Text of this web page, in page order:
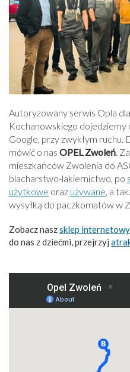
Autoryzowany serwis Opla
Kochanowskiego dojedziemy
Google, przy zwykłym ruchu.
mówić o nas OPEL Zwoleń.
mieszkańców Zwolenia do
blacharstwo-lakiernictwo, po
użytkowe oraz używane, a
wysyłką do paczkomatów w
Zobacz naszsklep internetowy
do nas z dziećmi, przejrzyj